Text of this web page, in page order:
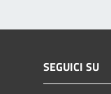
SEGUICI SU